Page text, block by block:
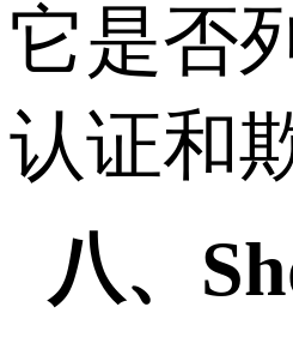
它是否
认证和
八、